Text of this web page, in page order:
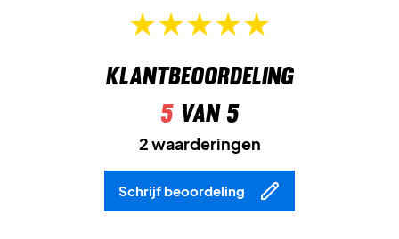
Klantbeoordeling
5van 5
2 waarderingen
Schrijf beoordeling